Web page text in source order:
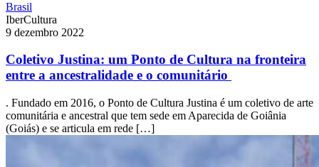
Brasil
IberCultura
9 dezembro 2022
Coletivo Justina: um Ponto de Cultura na fronteira
entre a ancestralidade e o comunitário
. Fundado em 2016, o Ponto de Cultura Justina é um coletivo de arte
comunitária e ancestral que tem sede em Aparecida de Goiânia
(Goiás) e se articula em rede […]